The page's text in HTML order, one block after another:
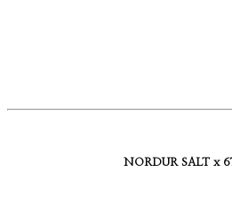
NORDUR SALT x